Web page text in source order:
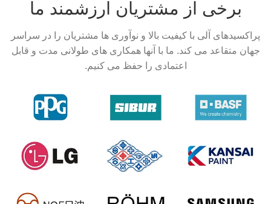
برخی از مشتریان ارزشمند ما
پراکسیدهای آلی با کیفیت بالا و نوآوری ها مشتریان را در سراسر
جهان متقاعد می کند. ما با آنها همکاری های طولانی مدت و قابل
اعتمادی را حفظ می کنیم.